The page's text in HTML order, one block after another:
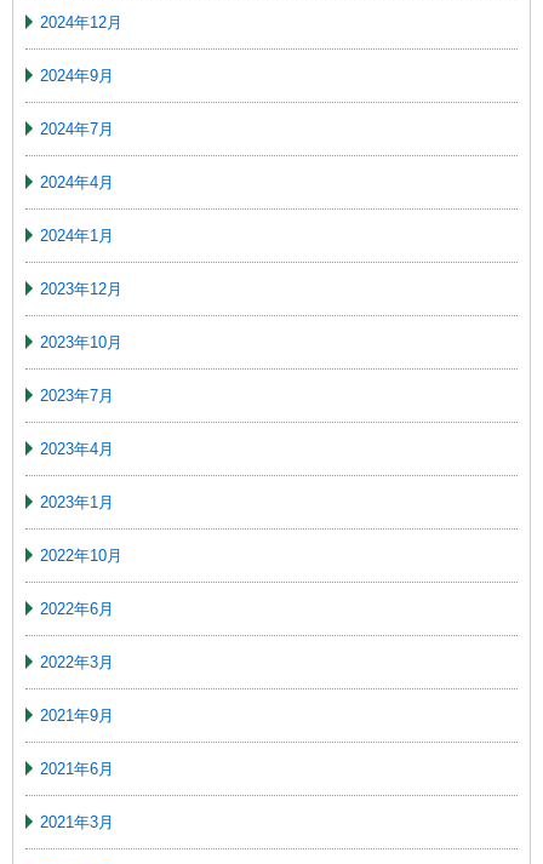
2024年12月
2024年9月
2024年7月
2024年4月
2024年1月
2023年12月
2023年10月
2023年7月
2023年4月
2023年1月
2022年10月
2022年6月
2022年3月
2021年9月
2021年6月
2021年3月